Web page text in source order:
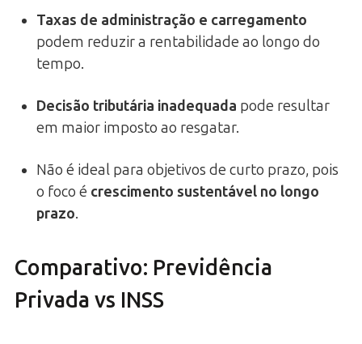
Taxas de administração e carregamento
podem reduzir a rentabilidade ao longo do
tempo.
Decisão tributária inadequada pode resultar
em maior imposto ao resgatar.
Não é ideal para objetivos de curto prazo, pois
o foco é crescimento sustentável no longo
prazo.
Comparativo: Previdência
Privada vs INSS